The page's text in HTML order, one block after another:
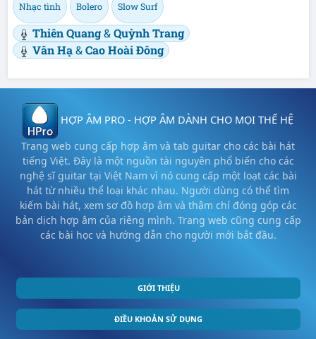
Nhạc tình Bolero Slow Surf
Thiên Quang&Quỳnh Trang
Vân Hạ&Cao Hoài Đông
HỢP ÂM PRO - HỢP ÂM DÀNH CHO MỌI THẾ HỆ
Trang web cung cấp hợp âm và tab guitar cho các bài hát
tiếng Việt. Đây là một nguồn tài nguyên phổ biến cho các
nghệ sĩ guitar tại Việt Nam vì nó cung cấp một loạt các bài
hát từ nhiều thể loại khác nhau. Người dùng có thể tìm
kiếm bài hát, xem sơ đồ hợp âm và thậm chí đóng góp các
bản dịch hợp âm của riêng mình. Trang web cũng cung cấp
các bài học và hướng dẫn cho người mới bắt đầu.
GIỚI THIỆU
ĐIỀU KHOẢN SỬ DỤNG